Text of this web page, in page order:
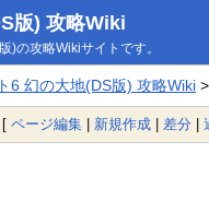
版) 攻略Wiki
)の攻略Wikiサイトです。
6 幻の大地(DS版) 攻略Wiki>
ページ編集 | 新規作成 | 差分 |